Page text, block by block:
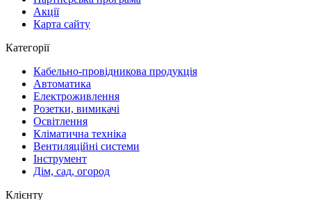
Акції
Карта сайту
Категорії
Кабельно-провідникова продукція
Автоматика
Електроживлення
Розетки, вимикачі
Освітлення
Кліматична техніка
Вентиляційні системи
Інструмент
Дім, сад, огород
Клієнту